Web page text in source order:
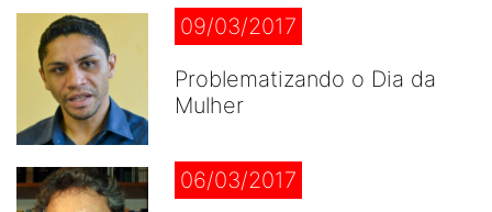
09/03/2017
Problematizando o Dia da
Mulher
06/03/2017